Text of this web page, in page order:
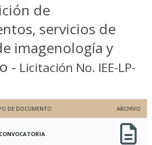
de
servicios de
imagenología y
- Licitación No. IEE-LP-
DE DOCUMENTO ARCHIVO
CONVOCATORIA